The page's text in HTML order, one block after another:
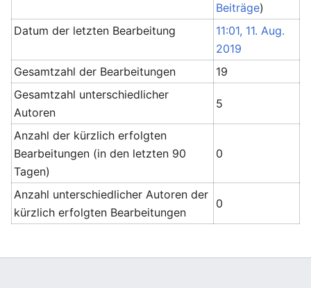
Beiträge)
Datum der letzten Bearbeitung
11:01, 11. Aug.
2019
Gesamtzahl der Bearbeitungen
19
Gesamtzahl unterschiedlicher
Autoren
5
Anzahl der kürzlich erfolgten
Bearbeitungen (in den letzten 90
Tagen)
0
Anzahl unterschiedlicher Autoren der
kürzlich erfolgten Bearbeitungen
0